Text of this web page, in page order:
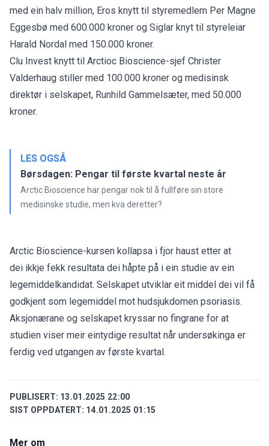
med ein halv million, Eros knytt til styremedlem Per Magne
Eggesbø med 600.000 kroner og Siglar knyt til styreleiar
Harald Nordal med 150.000 kroner.
Clu Invest knytt til Arctioc Bioscience-sjef Christer
Valderhaug stiller med 100.000 kroner og medisinsk
direktør i selskapet, Runhild Gammelsæter, med 50.000
kroner.
LES OGSÅ
Børsdagen: Pengar til første kvartal neste år
Arctic Bioscience har pengar nok til å fullføre sin store
medisinske studie, men kva deretter?
Arctic Bioscience-kursen kollapsa i fjor haust etter at
dei ikkje fekk resultata dei håpte på i ein studie av ein
legemiddelkandidat. Selskapet utviklar eit middel dei vil få
godkjent som legemiddel mot hudsjukdomen psoriasis.
Aksjonærane og selskapet kryssar no fingrane for at
studien viser meir eintydige resultat når undersøkinga er
ferdig ved utgangen av første kvartal.
PUBLISERT: 13.01.2025 22:00
SIST OPPDATERT: 14.01.2025 01:15
Mer om